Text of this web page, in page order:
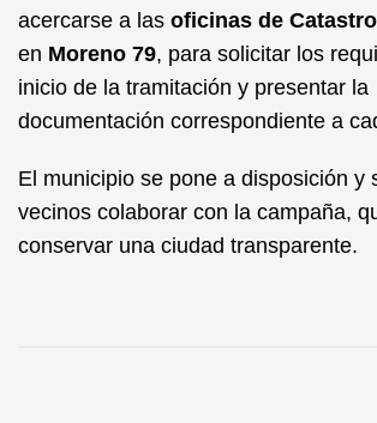
acercarse a las oficinas de Catastro
en Moreno 79, para solicitar los
inicio de la tramitación y presentar la
documentación correspondiente a
El municipio se pone a disposición y
vecinos colaborar con la campaña,
conservar una ciudad transparente.